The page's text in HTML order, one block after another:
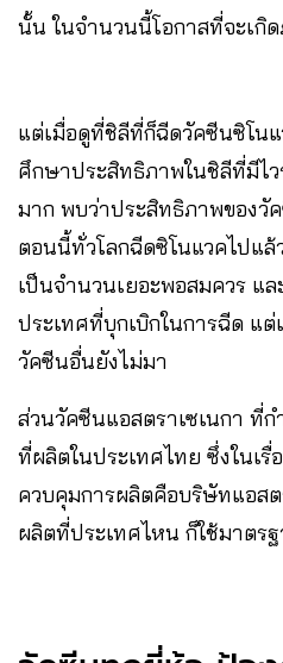
นั้น ในจำนวนนี้โอกาสที่จะเกิ
แต่เมื่อดูที่ชิลีที่ก็ฉีดวัคซีนซิโน
ศึกษาประสิทธิภาพในชิลีที่มีไ
มาก พบว่าประสิทธิภาพของวั
ตอนนี้ทั่วโลกฉีดซิโนแวคไปแล้
เป็นจำนวนเยอะพอสมควร แ
ประเทศที่บุกเบิกในการฉีด แ
วัคซีนอื่นยังไม่มา
ส่วนวัคซีนแอสตราเซเนกา ที่ก
ที่ผลิตในประเทศไทย ซึ่งในเ
ควบคุมการผลิตคือบริษัทแอส
ผลิตที่ประเทศไหน ก็ใช้มาตร